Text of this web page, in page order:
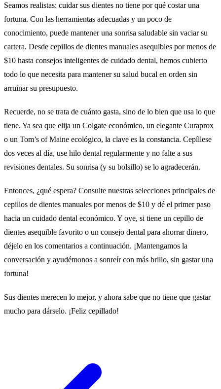
Seamos realistas: cuidar sus dientes no tiene por qué costar una
fortuna. Con las herramientas adecuadas y un poco de
conocimiento, puede mantener una sonrisa saludable sin vaciar su
cartera. Desde cepillos de dientes manuales asequibles por menos de
$10 hasta consejos inteligentes de cuidado dental, hemos cubierto
todo lo que necesita para mantener su salud bucal en orden sin
arruinar su presupuesto.
Recuerde, no se trata de cuánto gasta, sino de lo bien que usa lo que
tiene. Ya sea que elija un Colgate económico, un elegante Curaprox
o un Tom’s of Maine ecológico, la clave es la constancia. Cepíllese
dos veces al día, use hilo dental regularmente y no falte a sus
revisiones dentales. Su sonrisa (y su bolsillo) se lo agradecerán.
Entonces, ¿qué espera? Consulte nuestras selecciones principales de
cepillos de dientes manuales por menos de $10 y dé el primer paso
hacia un cuidado dental económico. Y oye, si tiene un cepillo de
dientes asequible favorito o un consejo dental para ahorrar dinero,
déjelo en los comentarios a continuación. ¡Mantengamos la
conversación y ayudémonos a sonreír con más brillo, sin gastar una
fortuna!
Sus dientes merecen lo mejor, y ahora sabe que no tiene que gastar
mucho para dárselo. ¡Feliz cepillado!